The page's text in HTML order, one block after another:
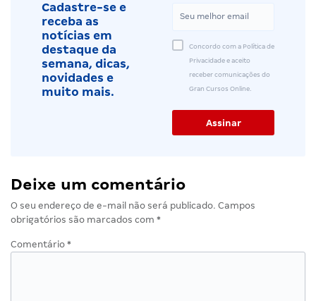
Cadastre-se e
receba as
notícias em
destaque da
semana, dicas,
novidades e
muito mais.
Concordo com a Política de
Privacidade e aceito
receber comunicações do
Gran Cursos Online.
Deixe um comentário
O seu endereço de e-mail não será publicado. Campos
obrigatórios são marcados com *
Comentário *